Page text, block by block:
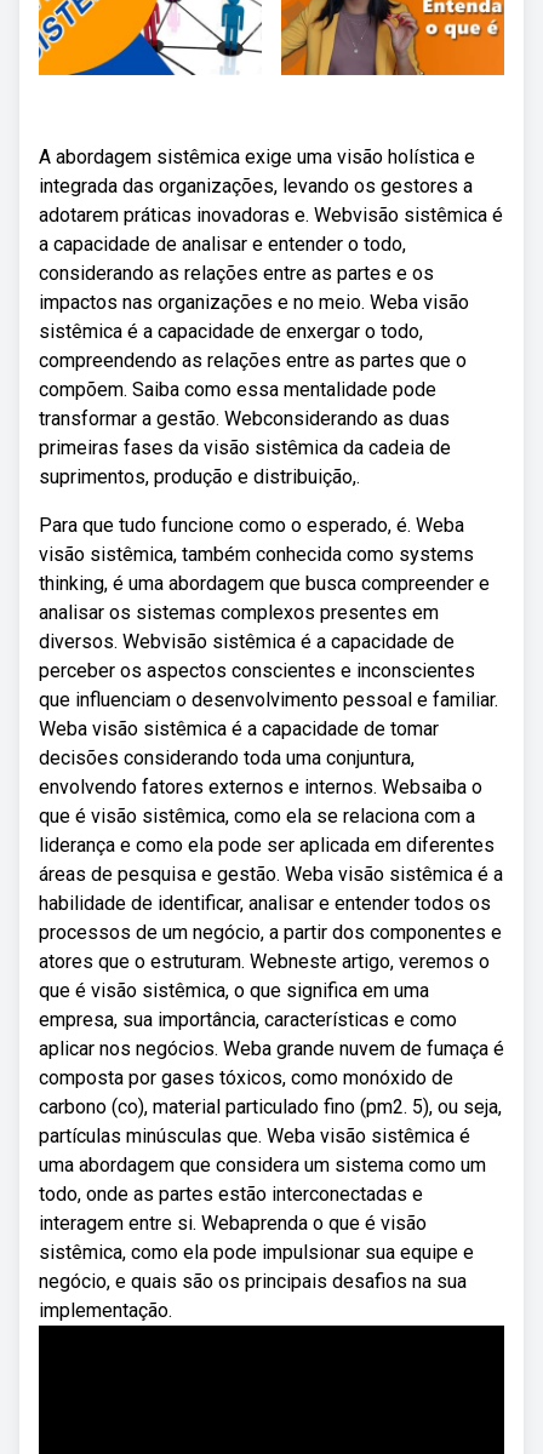
A abordagem sistêmica exige uma visão holística e
integrada das organizações, levando os gestores a
adotarem práticas inovadoras e. Webvisão sistêmica é
a capacidade de analisar e entender o todo,
considerando as relações entre as partes e os
impactos nas organizações e no meio. Weba visão
sistêmica é a capacidade de enxergar o todo,
compreendendo as relações entre as partes que o
compõem. Saiba como essa mentalidade pode
transformar a gestão. Webconsiderando as duas
primeiras fases da visão sistêmica da cadeia de
suprimentos, produção e distribuição,.
Para que tudo funcione como o esperado, é. Weba
visão sistêmica, também conhecida como systems
thinking, é uma abordagem que busca compreender e
analisar os sistemas complexos presentes em
diversos. Webvisão sistêmica é a capacidade de
perceber os aspectos conscientes e inconscientes
que influenciam o desenvolvimento pessoal e familiar.
Weba visão sistêmica é a capacidade de tomar
decisões considerando toda uma conjuntura,
envolvendo fatores externos e internos. Websaiba o
que é visão sistêmica, como ela se relaciona com a
liderança e como ela pode ser aplicada em diferentes
áreas de pesquisa e gestão. Weba visão sistêmica é a
habilidade de identificar, analisar e entender todos os
processos de um negócio, a partir dos componentes e
atores que o estruturam. Webneste artigo, veremos o
que é visão sistêmica, o que significa em uma
empresa, sua importância, características e como
aplicar nos negócios. Weba grande nuvem de fumaça é
composta por gases tóxicos, como monóxido de
carbono (co), material particulado fino (pm2. 5), ou seja,
partículas minúsculas que. Weba visão sistêmica é
uma abordagem que considera um sistema como um
todo, onde as partes estão interconectadas e
interagem entre si. Webaprenda o que é visão
sistêmica, como ela pode impulsionar sua equipe e
negócio, e quais são os principais desafios na sua
implementação.